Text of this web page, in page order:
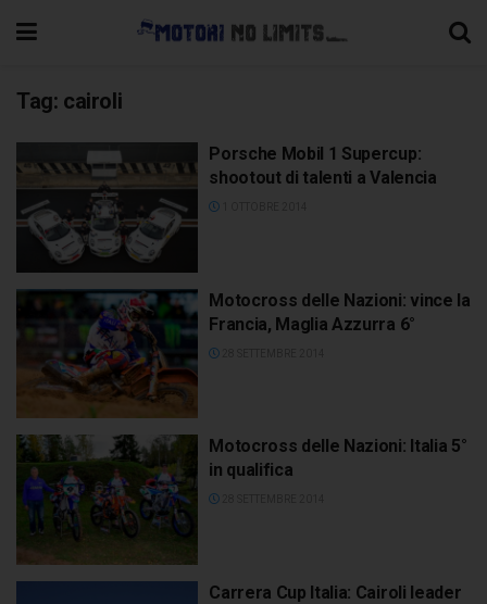
Tag: cairoli
Porsche Mobil 1 Supercup:
shootout di talenti a Valencia
Motocross delle Nazioni: vince la
Francia, Maglia Azzurra 6°
Motocross delle Nazioni: Italia 5°
in qualifica
Carrera Cup Italia: Cairoli leader